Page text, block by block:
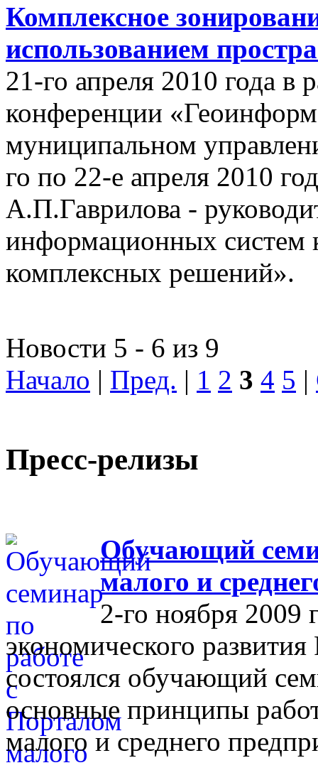
Комплексное
использованием
21-го апреля 2010 года в
конференции
муниципальном
го по 22-е апреля 2010
А.П.Гаврилова -
информационных систем
комплексных решений».
Новости 5 - 6 из 9
Начало | Пред. | 1 2 3 4 5 |
Пресс-релизы
Обучающий
малого и
2-го ноября 2009
экономического
состоялся обучающий
основные принципы
малого и среднего